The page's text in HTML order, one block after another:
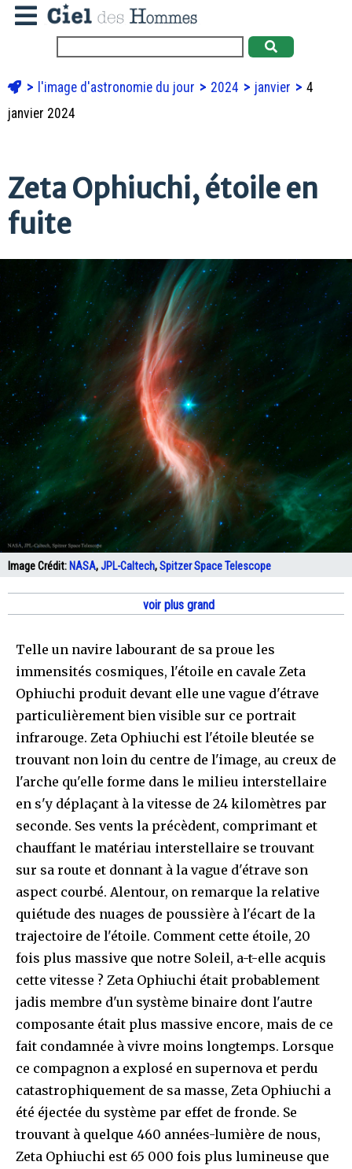
l'image d'astronomie du jour 2024 janvier
4
janvier 2024
Zeta Ophiuchi, étoile en
fuite
Image Crédit: NASA,JPL-Caltech,Spitzer Space Telescope
voir plus grand
Telle un navire labourant de sa proue les
immensités cosmiques, l'étoile en cavale Zeta
Ophiuchi produit devant elle une vague d'étrave
particulièrement bien visible sur ce portrait
infrarouge. Zeta Ophiuchi est l'étoile bleutée se
trouvant non loin du centre de l'image, au creux de
l'arche qu'elle forme dans le milieu interstellaire
en s'y déplaçant à la vitesse de 24 kilomètres par
seconde. Ses vents la précèdent, comprimant et
chauffant le matériau interstellaire se trouvant
sur sa route et donnant à la vague d'étrave son
aspect courbé. Alentour, on remarque la relative
quiétude des nuages de poussière à l'écart de la
trajectoire de l'étoile. Comment cette étoile, 20
fois plus massive que notre Soleil, a-t-elle acquis
cette vitesse ? Zeta Ophiuchi était probablement
jadis membre d'un système binaire dont l'autre
composante était plus massive encore, mais de ce
fait condamnée à vivre moins longtemps. Lorsque
ce compagnon a explosé en supernova et perdu
catastrophiquement de sa masse, Zeta Ophiuchi a
été éjectée du système par effet de fronde. Se
trouvant à quelque 460 années-lumière de nous,
Zeta Ophiuchi est 65 000 fois plus lumineuse que